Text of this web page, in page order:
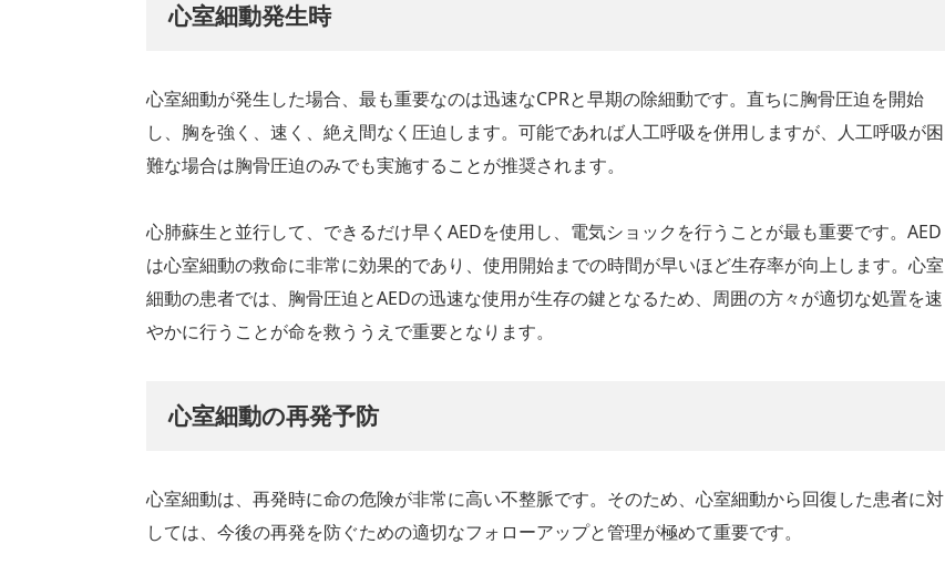
心室細動発生時
心室細動が発生した場合、最も重要なのは迅速なCPRと早期の除細動です。直ちに胸骨圧迫を開始
し、胸を強く、速く、絶え間なく圧迫します。可能であれば人工呼吸を併用しますが、人工呼吸が困
難な場合は胸骨圧迫のみでも実施することが推奨されます。
心肺蘇生と並行して、できるだけ早くAEDを使用し、電気ショックを行うことが最も重要です。AED
は心室細動の救命に非常に効果的であり、使用開始までの時間が早いほど生存率が向上します。心室
細動の患者では、胸骨圧迫とAEDの迅速な使用が生存の鍵となるため、周囲の方々が適切な処置を速
やかに行うことが命を救ううえで重要となります。
心室細動の再発予防
心室細動は、再発時に命の危険が非常に高い不整脈です。そのため、心室細動から回復した患者に対
しては、今後の再発を防ぐための適切なフォローアップと管理が極めて重要です。